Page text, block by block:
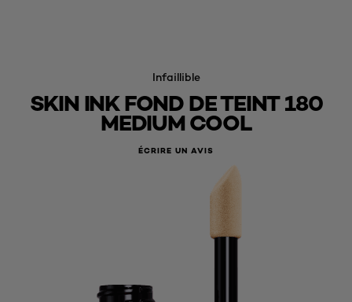
Infaillible
SKIN INK FOND DE TEINT 180
MEDIUM COOL
ÉCRIRE UN AVIS